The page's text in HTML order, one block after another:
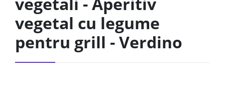
vegetal cu legume
pentru grill - Verdino